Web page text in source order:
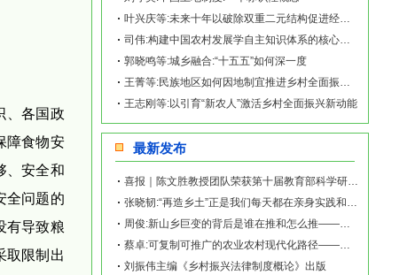
、各国政
障食物安
、安全和
全问题的
有导致粮
取限制出
叶兴庆等:未来十年以破除双重二元结构促进经济增长的潜力与建议
司伟:构建中国农村发展学自主知识体系的核心要素和重要路径
郭晓鸣等:城乡融合:“十五五”如何深一度
王菁等:民族地区如何因地制宜推进乡村全面振兴？
王志刚等:以引育“新农人”激活乡村全面振兴新动能
最新发布
喜报｜陈文胜教授团队荣获第十届教育部科学研究优秀成果奖（人文社会科学）
张晓韧:“再造乡土”正是我们每天都在亲身实践和探索的事业——《再造乡土:历史坐标地的
周俊:新山乡巨变的背后是谁在推和怎么推——《再造乡土:历史坐标地的新山乡巨变》新书发
蔡卓:可复制可推广的农业农村现代化路径——《再造乡土:历史坐标地的新山乡巨变》新书发
刘振伟主编《乡村振兴法律制度概论》出版